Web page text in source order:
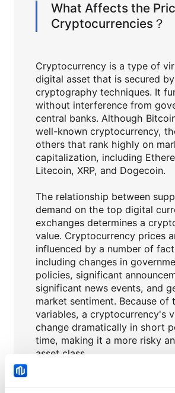
What Affects the
Cryptocurrencies？
Cryptocurrency is a type of
digital asset that is secured by
cryptography techniques. It
without interference from
central banks. Although
well-known cryptocurrency,
others that rank highly on
capitalization, including
Litecoin, XRP, and Dogecoin.
The relationship between
demand on the top digital
exchanges determines a
value. Cryptocurrency prices
influenced by a number of
including changes in
policies, significant
significant news events, and
market sentiment. Because of
variables, a cryptocurrency's
change dramatically in short
time, making it a more risky
asset class.